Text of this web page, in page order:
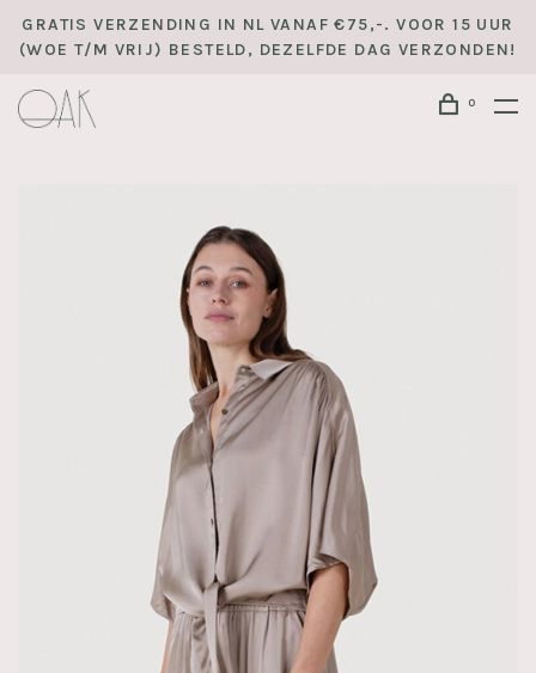
GRATIS VERZENDING IN NL VANAF €75,-. VOOR 15 UUR
(WOE T/M VRIJ) BESTELD, DEZELFDE DAG VERZONDEN!
0